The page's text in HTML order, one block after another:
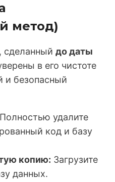
метод)
сделанный до даты
в его чистоте
безопасный
Полностью удалите
код и базу
копию: Загрузите
данных.